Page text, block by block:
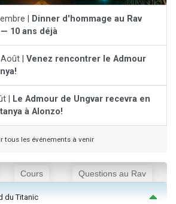
| Dinner d'hommage au Rav
10 ans déjà
| Venez rencontrer le Admour
| Le Admour de Ungvar recevra en
à Alonzo!
tous les événements à venir
Cours Questions au Rav
du Titanic